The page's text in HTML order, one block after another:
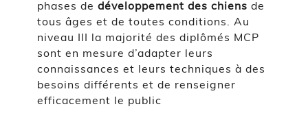
phases de développement des chiens de
tous âges et de toutes conditions. Au
niveau III la majorité des diplômés MCP
sont en mesure d’adapter leurs
connaissances et leurs techniques à des
besoins différents et de renseigner
efficacement le public